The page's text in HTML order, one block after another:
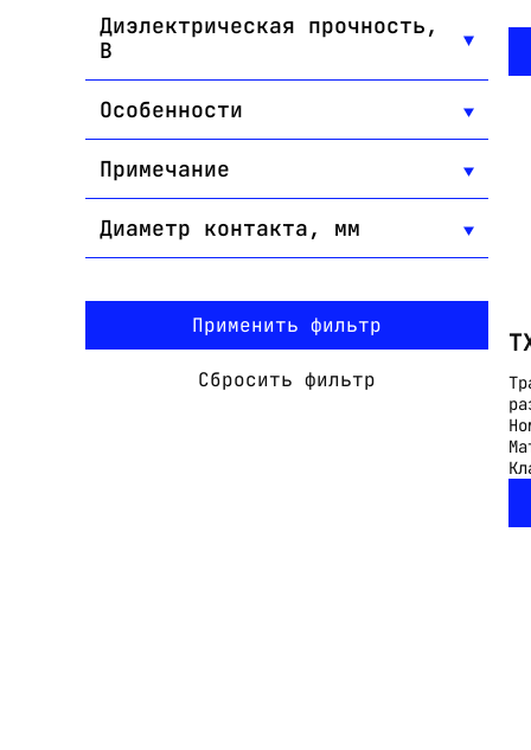
Диэлектрическая прочность,
В
Особенности
Примечание
Диаметр контакта, мм
Применить фильтр
Сбросить фильтр